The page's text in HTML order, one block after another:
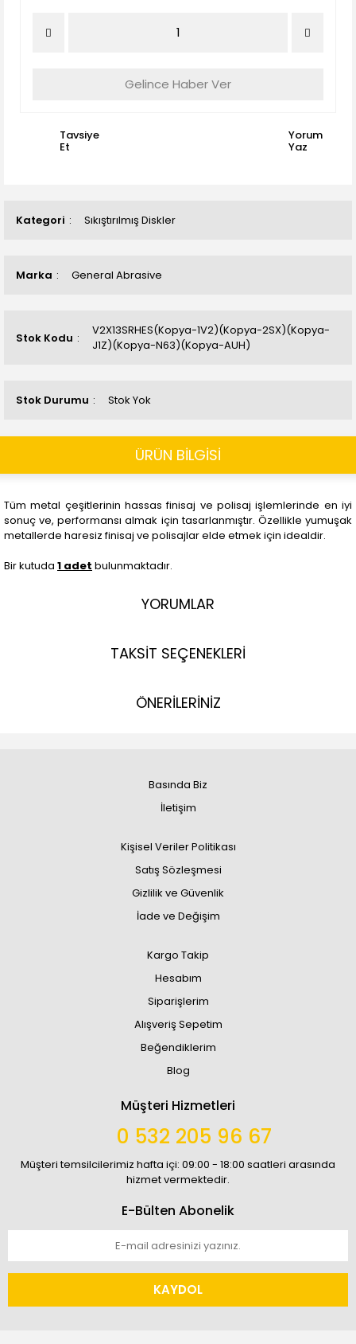
Kategori Sıkıştırılmış Diskler
Marka General Abrasive
Stok Kodu
V2X13SRHES(Kopya-1V2)(Kopya-2SX)(Kopya-
J1Z)(Kopya-N63)(Kopya-AUH)
Stok Durumu Stok Yok
Gelince Haber Ver
Tavsiye
Et
Yorum
Yaz
ÜRÜN BİLGİSİ
Tüm metal çeşitlerinin hassas finisaj ve polisaj işlemlerinde en iyi
sonuç ve, performansı almak için tasarlanmıştır. Özellikle yumuşak
metallerde haresiz finisaj ve polisajlar elde etmek için idealdir.
Bir kutuda 1 adet bulunmaktadır.
YORUMLAR
TAKSİT SEÇENEKLERİ
ÖNERİLERİNİZ
Basında Biz
İletişim
Kişisel Veriler Politikası
Satış Sözleşmesi
Gizlilik ve Güvenlik
İade ve Değişim
Kargo Takip
Hesabım
Siparişlerim
Alışveriş Sepetim
Beğendiklerim
Blog
Müşteri Hizmetleri
0 532 205 96 67
Müşteri temsilcilerimiz hafta içi: 09:00 - 18:00 saatleri arasında
hizmet vermektedir.
E-Bülten Abonelik
KAYDOL